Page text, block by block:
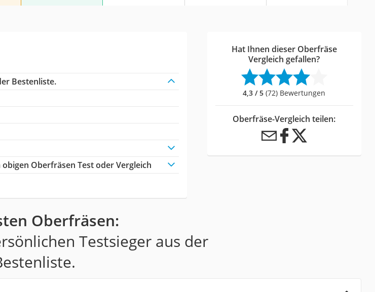
Bestenliste.
Oberfräsen Test oder Vergleich
Hat Ihnen dieser Oberfräse
Vergleich gefallen?
4,3 / 5 (72) Bewertungen
Oberfräse-Vergleich teilen:
Oberfräsen:
Testsieger aus der